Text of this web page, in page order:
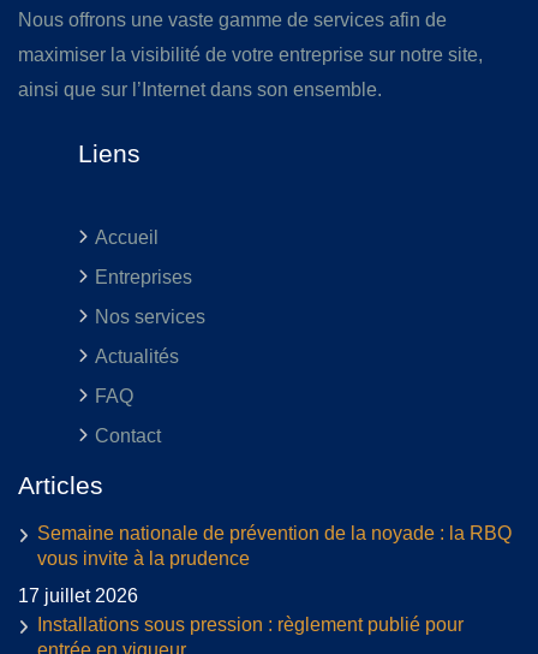
Nous offrons une vaste gamme de services afin de
maximiser la visibilité de votre entreprise sur notre site,
ainsi que sur l’Internet dans son ensemble.
Liens
Accueil
Entreprises
Nos services
Actualités
FAQ
Contact
Articles
Semaine nationale de prévention de la noyade : la RBQ
vous invite à la prudence
17 juillet 2026
Installations sous pression : règlement publié pour
entrée en vigueur